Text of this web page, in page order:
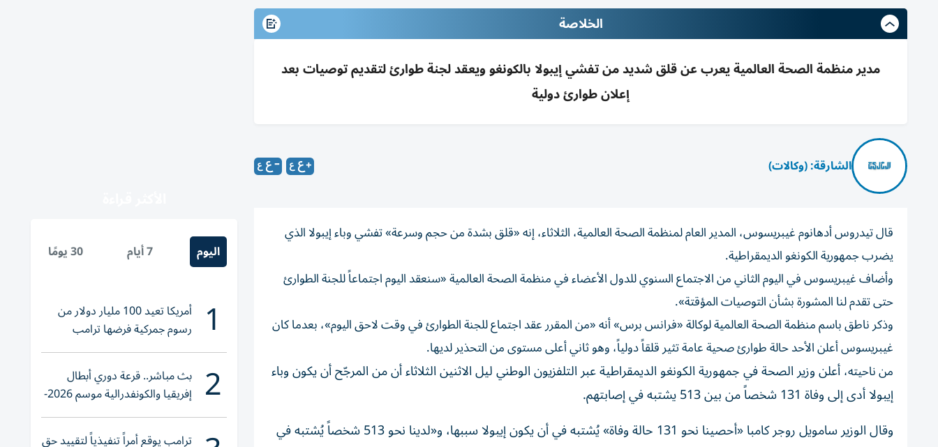
الخلاصة
مدير منظمة الصحة العالمية يعرب عن قلق شديد من تفشي إيبولا بالكونغو ويعقد لجنة طوارئ لتقديم توصيات بعد
إعلان طوارئ دولية
الشارقة: (وكالات)
قال تيدروس أدهانوم غيبريسوس، المدير العام لمنظمة الصحة العالمية، الثلاثاء، إنه «قلق بشدة من حجم وسرعة» تفشي وباء إيبولا الذي
يضرب جمهورية الكونغو الديمقراطية.
وأضاف غيبريسوس في اليوم الثاني من الاجتماع السنوي للدول الأعضاء في منظمة الصحة العالمية «سنعقد اليوم اجتماعاً للجنة الطوارئ
حتى تقدم لنا المشورة بشأن التوصيات المؤقتة».
وذكر ناطق باسم منظمة الصحة العالمية لوكالة «فرانس برس» أنه «من المقرر عقد اجتماع للجنة الطوارئ في وقت لاحق اليوم»، بعدما كان
غيبريسوس أعلن الأحد حالة طوارئ صحية عامة تثير قلقاً دولياً، وهو ثاني أعلى مستوى من التحذير لديها.
من ناحيته،أعلن وزير الصحة في جمهورية الكونغو الديمقراطية عبر التلفزيون الوطني ليل الاثنين الثلاثاء أن من المرجّح أن يكون وباء
إيبولا أدى إلى وفاة 131 شخصاً من بين 513 يشتبه في إصابتهم.
وقال الوزير سامويل روجر كامبا «أحصينا نحو 131 حالة وفاة» يُشتبه في أن يكون إيبولا سببها، و«لدينا نحو 513 شخصاً يُشتبه في
اليوم 7 أيام 30 يومًا
1 أمريكا تعيد 100 مليار دولار من
رسوم جمركية فرضها ترامب
2 بث مباشر.. قرعة دوري أبطال
إفريقيا والكونفدرالية موسم 2026-
2027
ترامب يوقع أمراً تنفيذياً لتقييد حق